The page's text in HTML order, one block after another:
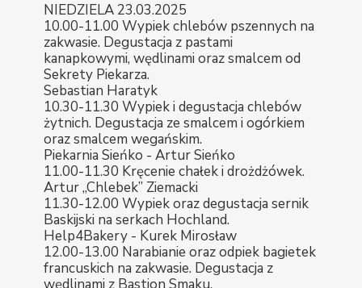
NIEDZIELA 23.03.2025
10.00-11.00 Wypiek chlebów pszennych na
zakwasie. Degustacja z pastami
kanapkowymi, wędlinami oraz smalcem od
Sekrety Piekarza.
Sebastian Haratyk
10.30-11.30 Wypiek i degustacja chlebów
żytnich. Degustacja ze smalcem i ogórkiem
oraz smalcem wegańskim.
Piekarnia Sieńko - Artur Sieńko
11.00-11.30 Kręcenie chałek i drożdżówek.
Artur „Chlebek” Ziemacki
11.30-12.00 Wypiek oraz degustacja sernik
Baskijski na serkach Hochland.
Help4Bakery - Kurek Mirosław
12.00-13.00 Narabianie oraz odpiek bagietek
francuskich na zakwasie. Degustacja z